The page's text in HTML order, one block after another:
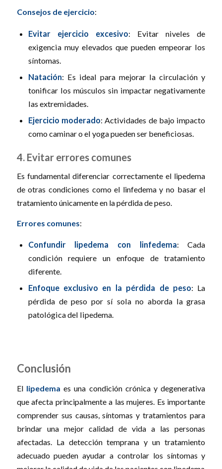
Consejos de ejercicio:
Evitar ejercicio excesivo: Evitar niveles de
exigencia muy elevados que pueden empeorar los
síntomas.
Natación: Es ideal para mejorar la circulación y
tonificar los músculos sin impactar negativamente
las extremidades.
Ejercicio moderado: Actividades de bajo impacto
como caminar o el yoga pueden ser beneficiosas.
4. Evitar errores comunes
Es fundamental diferenciar correctamente el lipedema
de otras condiciones como el linfedema y no basar el
tratamiento únicamente en la pérdida de peso.
Errores comunes:
Confundir lipedema con linfedema: Cada
condición requiere un enfoque de tratamiento
diferente.
Enfoque exclusivo en la pérdida de peso: La
pérdida de peso por sí sola no aborda la grasa
patológica del lipedema.
Conclusión
El lipedema es una condición crónica y degenerativa
que afecta principalmente a las mujeres. Es importante
comprender sus causas, síntomas y tratamientos para
brindar una mejor calidad de vida a las personas
afectadas. La detección temprana y un tratamiento
adecuado pueden ayudar a controlar los síntomas y